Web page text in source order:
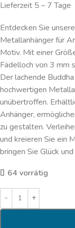
Lieferzeit 5 – 7 Tage
Entdecken Sie
Metallanhänger für
Motiv. Mit einer
Fädelloch von 3 mm
Der lachende
hochwertigen
unübertroffen.
Anhänger,
zu gestalten.
und kreieren Sie ein
bringen Sie Glück
64 vorrätig